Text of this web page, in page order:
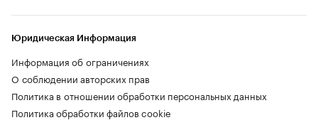
Юридическая Информация
Информация об ограничениях
О соблюдении авторских прав
Политика в отношении обработки персональных данных
Политика обработки файлов cookie